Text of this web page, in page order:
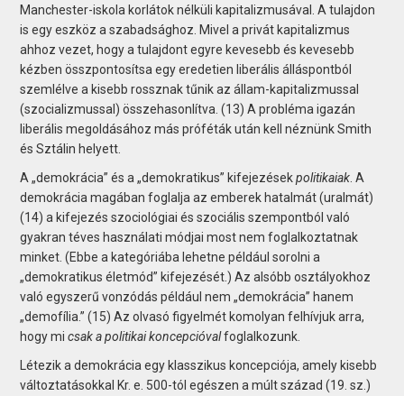
Manchester-iskola korlátok nélküli kapitalizmusával. A tulajdon
is egy eszköz a szabadsághoz. Mivel a privát kapitalizmus
ahhoz vezet, hogy a tulajdont egyre kevesebb és kevesebb
kézben összpontosítsa egy eredetien liberális álláspontból
szemlélve a kisebb rossznak tűnik az állam-kapitalizmussal
(szocializmussal) összehasonlítva. (13) A probléma igazán
liberális megoldásához más próféták után kell néznünk Smith
és Sztálin helyett.
A „demokrácia” és a „demokratikus” kifejezésekpolitikaiak . A
demokrácia magában foglalja az emberek hatalmát (uralmát)
(14) a kifejezés szociológiai és szociális szempontból való
gyakran téves használati módjai most nem foglalkoztatnak
minket. (Ebbe a kategóriába lehetne például sorolni a
„demokratikus életmód” kifejezését.) Az alsóbb osztályokhoz
való egyszerű vonzódás például nem „demokrácia” hanem
„demofília.” (15) Az olvasó figyelmét komolyan felhívjuk arra,
hogy micsak a politikai koncepcióvalfoglalkozunk.
Létezik a demokrácia egy klasszikus koncepciója, amely kisebb
változtatásokkal Kr. e. 500-tól egészen a múlt század (19. sz.)